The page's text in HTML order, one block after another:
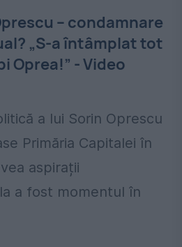
– condamnare
„S-a întâmplat tot
Oprea!” - Video
a lui Sorin Oprescu
Primăria Capitalei în
aspirații
a fost momentul în